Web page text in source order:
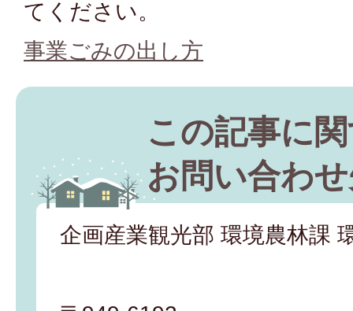
てください。
事業ごみの出し方
この記事に
お問い合わ
企画産業観光部 環境農林課